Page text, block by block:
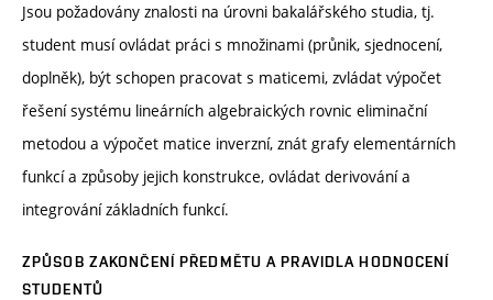
Jsou požadovány znalosti na úrovni bakalářského studia, tj.
student musí ovládat práci s množinami (průnik, sjednocení,
doplněk), být schopen pracovat s maticemi, zvládat výpočet
řešení systému lineárních algebraických rovnic eliminační
metodou a výpočet matice inverzní, znát grafy elementárních
funkcí a způsoby jejich konstrukce, ovládat derivování a
integrování základních funkcí.
ZPŮSOB ZAKONČENÍ PŘEDMĚTU A PRAVIDLA HODNOCENÍ
STUDENTŮ